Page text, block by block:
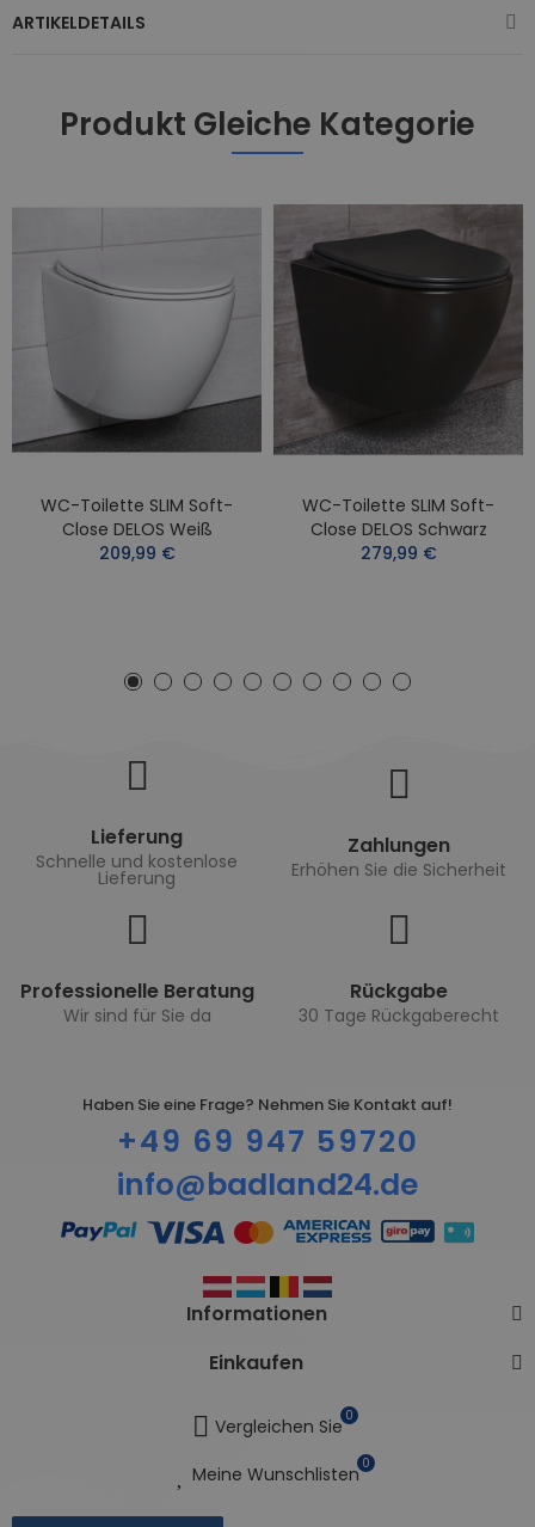
ARTIKELDETAILS
Produkt Gleiche Kategorie
WC-Toilette SLIM Soft-
Close DELOS Weiß
209,99 €
WC-Toilette SLIM Soft-
Close DELOS Schwarz
279,99 €
Lieferung
Schnelle und kostenlose
Lieferung
Zahlungen
Erhöhen Sie die Sicherheit
Professionelle Beratung
Wir sind für Sie da
Rückgabe
30 Tage Rückgaberecht
Haben Sie eine Frage? Nehmen Sie Kontakt auf!
+49 69 947 59720
info@badland24.de
Informationen
Einkaufen
Vergleichen Sie 0
Meine Wunschlisten 0